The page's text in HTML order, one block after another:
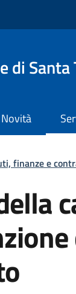
di
Novità
finanze e